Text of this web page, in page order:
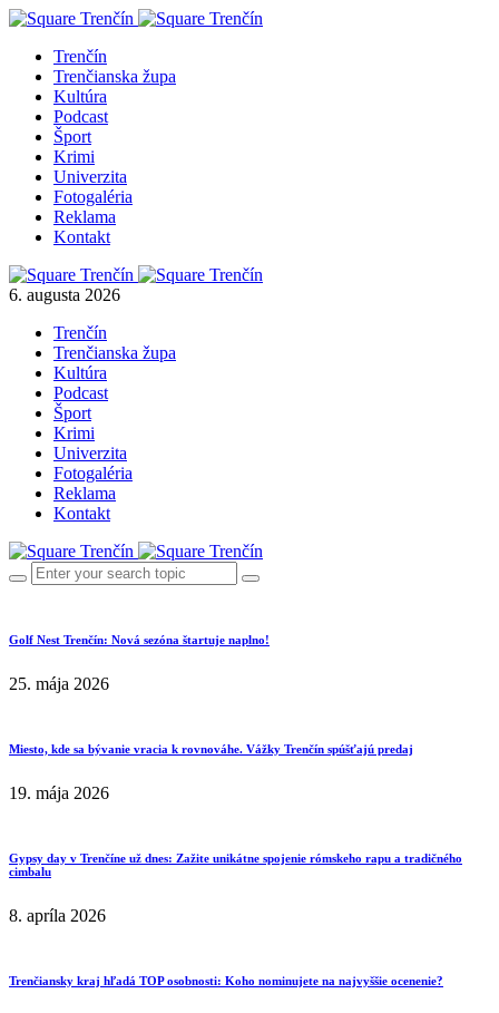
Trenčín
Trenčianska župa
Kultúra
Podcast
Šport
Krimi
Univerzita
Fotogaléria
Reklama
Kontakt
6. augusta 2026
Trenčín
Trenčianska župa
Kultúra
Podcast
Šport
Krimi
Univerzita
Fotogaléria
Reklama
Kontakt
Golf Nest Trenčín: Nová sezóna štartuje naplno!
25. mája 2026
Miesto, kde sa bývanie vracia k rovnováhe. Vážky Trenčín spúšťajú predaj
19. mája 2026
Gypsy day v Trenčíne už dnes: Zažite unikátne spojenie rómskeho rapu a tradičného
cimbalu
8. apríla 2026
Trenčiansky kraj hľadá TOP osobnosti: Koho nominujete na najvyššie ocenenie?